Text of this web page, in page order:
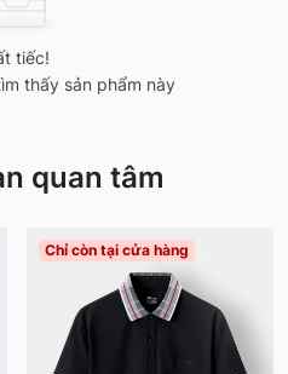
tiếc!
thấy sản phẩm này
quan tâm
Chỉ còn tại cửa hàng